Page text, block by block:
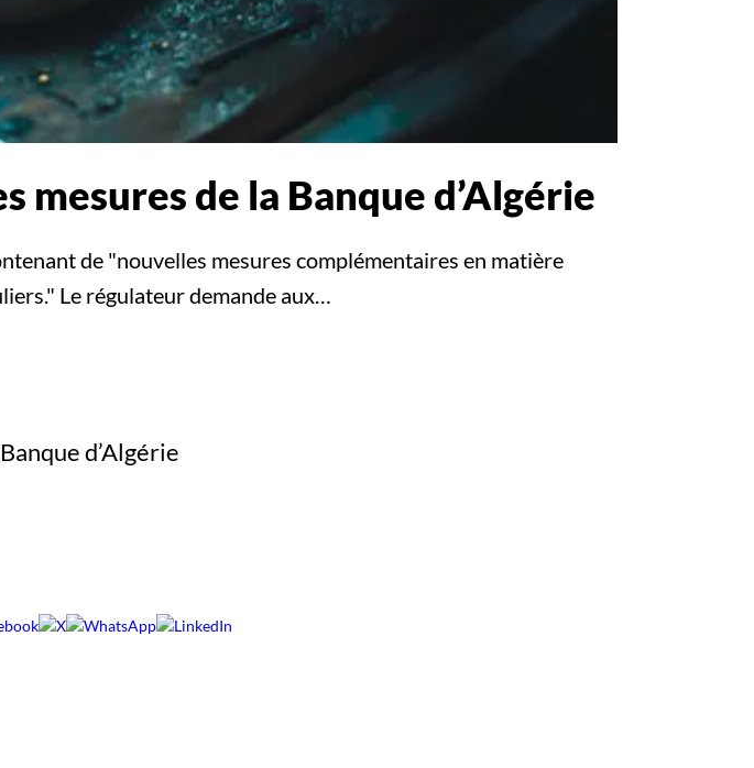
mesures de la Banque d’Algérie
de "nouvelles mesures complémentaires en matière
Le régulateur demande aux…